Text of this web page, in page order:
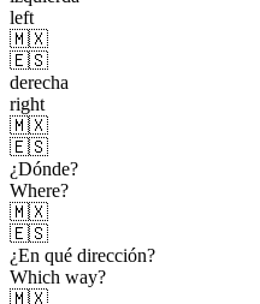
left
🇲🇽
🇪🇸
derecha
right
🇲🇽
🇪🇸
¿Dónde?
Where?
🇲🇽
🇪🇸
¿En qué dirección?
Which way?
🇲🇽